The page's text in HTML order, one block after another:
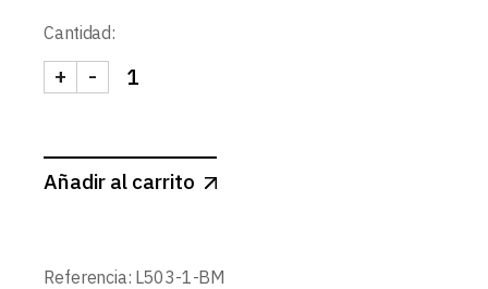
Cantidad:
PERFIL PARED XL 2 LUCES L503 BLANCO MATE
-
+
Añadir al carrito
Referencia: L503-1-BM